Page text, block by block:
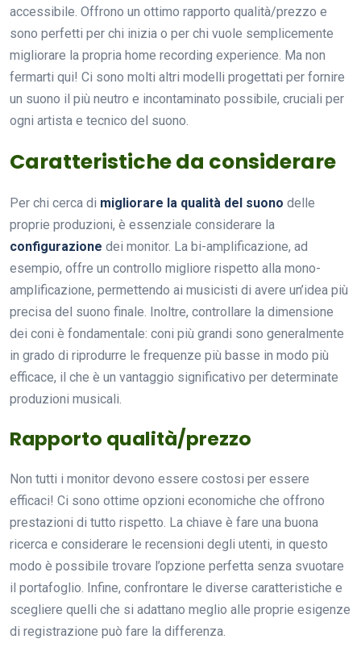
accessibile. Offrono un ottimo rapporto qualità/prezzo e
sono perfetti per chi inizia o per chi vuole semplicemente
migliorare la propria home recording experience. Ma non
fermarti qui! Ci sono molti altri modelli progettati per fornire
un suono il più neutro e incontaminato possibile, cruciali per
ogni artista e tecnico del suono.
Caratteristiche da considerare
Per chi cerca di migliorare la qualità del suono delle
proprie produzioni, è essenziale considerare la
configurazione dei monitor. La bi-amplificazione, ad
esempio, offre un controllo migliore rispetto alla mono-
amplificazione, permettendo ai musicisti di avere un’idea più
precisa del suono finale. Inoltre, controllare la dimensione
dei coni è fondamentale: coni più grandi sono generalmente
in grado di riprodurre le frequenze più basse in modo più
efficace, il che è un vantaggio significativo per determinate
produzioni musicali.
Rapporto qualità/prezzo
Non tutti i monitor devono essere costosi per essere
efficaci! Ci sono ottime opzioni economiche che offrono
prestazioni di tutto rispetto. La chiave è fare una buona
ricerca e considerare le recensioni degli utenti, in questo
modo è possibile trovare l’opzione perfetta senza svuotare
il portafoglio. Infine, confrontare le diverse caratteristiche e
scegliere quelli che si adattano meglio alle proprie esigenze
di registrazione può fare la differenza.